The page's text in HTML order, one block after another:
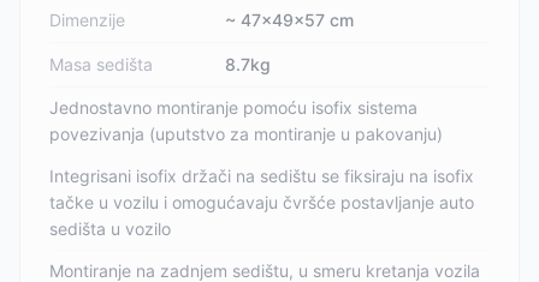
Dimenzije ~ 47x49x57 cm
Masa sedišta 8.7kg
Jednostavno montiranje pomoću isofix sistema
povezivanja (uputstvo za montiranje u pakovanju)
Integrisani isofix držači na sedištu se fiksiraju na isofix
tačke u vozilu i omogućavaju čvršće postavljanje auto
sedišta u vozilo
Montiranje na zadnjem sedištu, u smeru kretanja vozila